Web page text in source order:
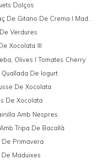
Dolços
De Gitano De Crema I Mad...
Verdures
Xocolata III
Olives I Tomates Cherry
De Iogurt
De Xocolata
De Xocolata
Amb Nespres
Tripa De Bacallà
De Primavera
De Maduixes